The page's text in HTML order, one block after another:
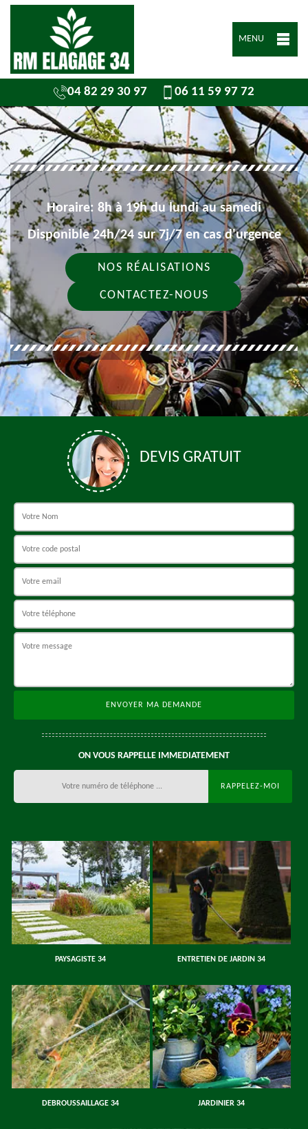
MENU
04 82 29 30 97 06 11 59 97 72
Horaire: 8h à 19h du lundi au samedi
Disponible 24h/24 sur 7j/7 en cas d'urgence
NOS RÉALISATIONS
CONTACTEZ-NOUS
DEVIS GRATUIT
ON VOUS RAPPELLE IMMEDIATEMENT
PAYSAGISTE 34 ENTRETIEN DE JARDIN 34
DEBROUSSAILLAGE 34 JARDINIER 34